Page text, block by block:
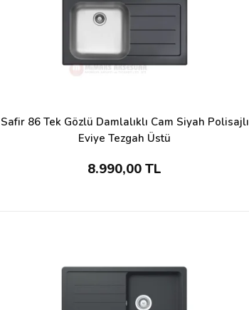
Safir 86 Tek Gözlü Damlalıklı Cam Siyah Polisajlı
Eviye Tezgah Üstü
8.990,00 TL